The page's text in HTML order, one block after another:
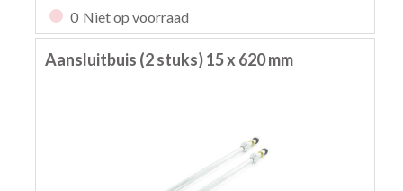
0 Niet op voorraad
Aansluitbuis (2 stuks) 15 x 620 mm